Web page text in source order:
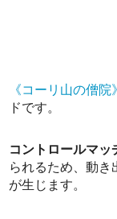
《コーリ山の僧院》
ドです。
コントロールマッ
られるため、動
が生じます。